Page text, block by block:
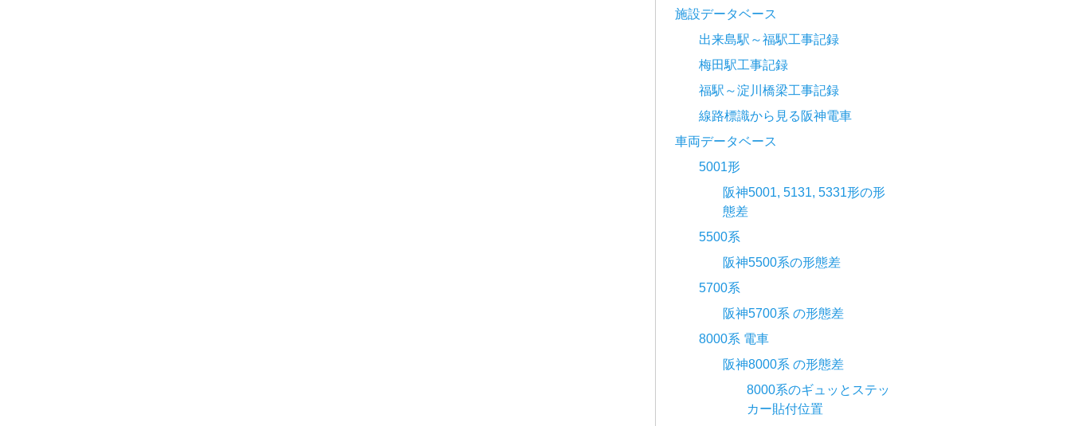
施設データベース
出来島駅～福駅工事記録
梅田駅工事記録
福駅～淀川橋梁工事記録
線路標識から見る阪神電車
車両データベース
5001形
阪神5001, 5131, 5331形の形
態差
5500系
阪神5500系の形態差
5700系
阪神5700系 の形態差
8000系 電車
阪神8000系 の形態差
8000系のギュッとステッ
カー貼付位置